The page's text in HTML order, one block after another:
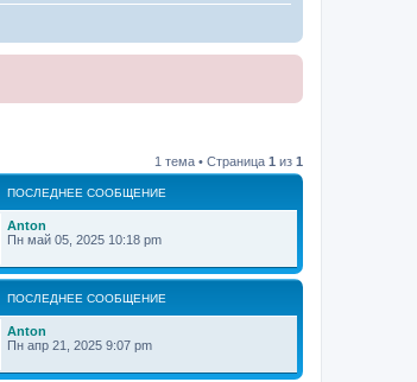
1 тема • Страница 1 из 1
ПОСЛЕДНЕЕ СООБЩЕНИЕ
Anton
Пн май 05, 2025 10:18 pm
ПОСЛЕДНЕЕ СООБЩЕНИЕ
Anton
Пн апр 21, 2025 9:07 pm